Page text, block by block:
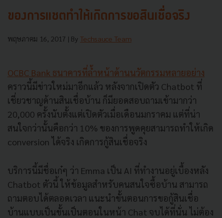
ของการแชตทำให้เกิดการขอสินเชื่อจริง
พฤษภาคม 16, 2017 | By Techsauce Team
OCBC Bank ธนาคารที่ล้ำหน้าด้านนวัตกรรมหลายอย่าง
คราวนี้มีข่าวใหม่มาอีกแล้ว หลังจากเปิดตัว Chatbot ที่
เชี่ยวชาญด้านสินเชื่อบ้าน ก็มียอดสอบถามเข้ามากว่า
20,000 ครั้งนับตั้งแต่เปิดตัวเมื่อเดือนมกราคม แต่ที่น่า
สนใจกว่านั้นคือกว่า 10% ของการพูดคุยสามารถทำให้เกิด
conversion ได้จริง เกิดการกู้สินเชื่อจริง
บริการนี้มีชื่อเก๋ๆ ว่า Emma เป็น AI ที่ทำงานอยู่เบื้องหลัง
Chatbot ตัวนี้ ให้ข้อมูลสำหรับคนสนใจซื้อบ้าน สามารถ
ถามตอบได้ตลอดเวลา แนะนำขั้นตอนการขอกู้สินเชื่อ
บ้านแบบเป็นขั้นเป็นตอนในหน้า Chat จบได้ที่นั่น ไม่ต้อง